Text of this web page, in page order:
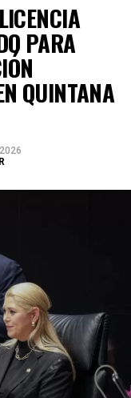
PARA
QUINTANA